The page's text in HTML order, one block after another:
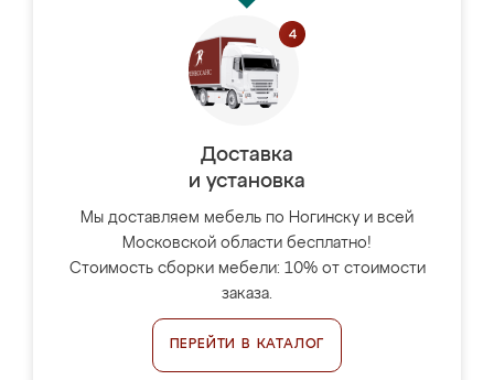
Доставка
и установка
Мы доставляем мебель по Ногинску и всей
Московской области бесплатно!
Стоимость сборки мебели: 10% от стоимости
заказа.
ПЕРЕЙТИ В КАТАЛОГ